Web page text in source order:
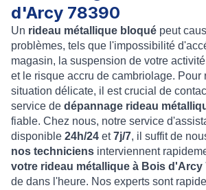
d'Arcy 78390
Un rideau métallique bloqué peut
problèmes, tels que l'impossibilité
magasin, la suspension de votre
et le risque accru de cambriolage. Pour
situation délicate, il est crucial de
service de dépannage rideau
fiable. Chez nous, notre service
disponible 24h/24 et7j/7, il suffit de
nos techniciens interviennent
votre rideau métallique à Bois d'Arcy
de dans l'heure. Nos experts sont